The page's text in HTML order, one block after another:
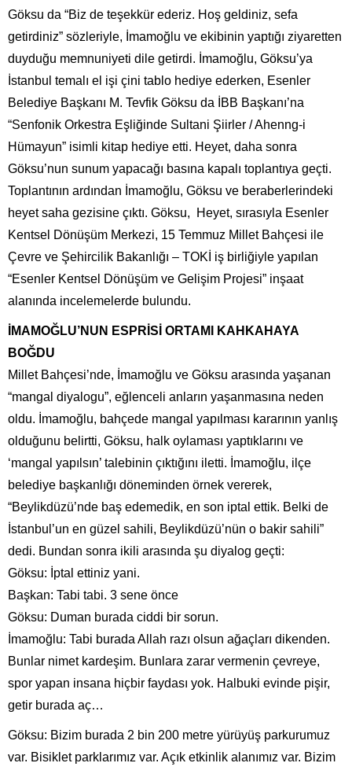
Göksu da “Biz de teşekkür ederiz. Hoş geldiniz, sefa
getirdiniz” sözleriyle, İmamoğlu ve ekibinin yaptığı ziyaretten
duyduğu memnuniyeti dile getirdi. İmamoğlu, Göksu’ya
İstanbul temalı el işi çini tablo hediye ederken, Esenler
Belediye Başkanı M. Tevfik Göksu da İBB Başkanı’na
“Senfonik Orkestra Eşliğinde Sultani Şiirler / Ahenng-i
Hümayun” isimli kitap hediye etti. Heyet, daha sonra
Göksu’nun sunum yapacağı basına kapalı toplantıya geçti.
Toplantının ardından İmamoğlu, Göksu ve beraberlerindeki
heyet saha gezisine çıktı. Göksu, Heyet, sırasıyla Esenler
Kentsel Dönüşüm Merkezi, 15 Temmuz Millet Bahçesi ile
Çevre ve Şehircilik Bakanlığı – TOKİ iş birliğiyle yapılan
“Esenler Kentsel Dönüşüm ve Gelişim Projesi” inşaat
alanında incelemelerde bulundu.
İMAMOĞLU’NUN ESPRİSİ ORTAMI KAHKAHAYA
BOĞDU
Millet Bahçesi’nde, İmamoğlu ve Göksu arasında yaşanan
“mangal diyalogu”, eğlenceli anların yaşanmasına neden
oldu. İmamoğlu, bahçede mangal yapılması kararının yanlış
olduğunu belirtti, Göksu, halk oylaması yaptıklarını ve
‘mangal yapılsın’ talebinin çıktığını iletti. İmamoğlu, ilçe
belediye başkanlığı döneminden örnek vererek,
“Beylikdüzü’nde baş edemedik, en son iptal ettik. Belki de
İstanbul’un en güzel sahili, Beylikdüzü’nün o bakir sahili”
dedi. Bundan sonra ikili arasında şu diyalog geçti:
Göksu: İptal ettiniz yani.
Başkan: Tabi tabi. 3 sene önce
Göksu: Duman burada ciddi bir sorun.
İmamoğlu: Tabi burada Allah razı olsun ağaçları dikenden.
Bunlar nimet kardeşim. Bunlara zarar vermenin çevreye,
spor yapan insana hiçbir faydası yok. Halbuki evinde pişir,
getir burada aç…
Göksu: Bizim burada 2 bin 200 metre yürüyüş parkurumuz
var. Bisiklet parklarımız var. Açık etkinlik alanımız var. Bizim